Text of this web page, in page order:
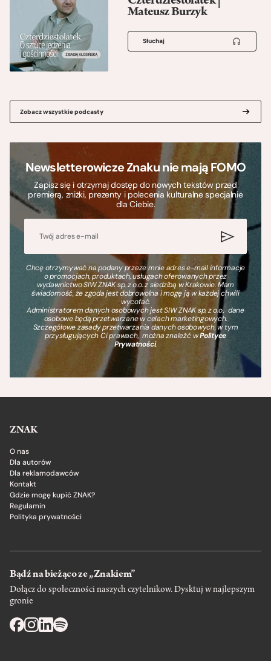
Mateusz Burzyk
Słuchaj
Zobacz wszystkie podcasty
Newsletterowicze Znaku nie mają FOMO
Zapisz się i otrzymaj dostęp do nowych tekstów przed
premierą, zniżki, prezenty i polecenia kulturalne specjalnie
dla Ciebie.
Chcę otrzymywać na podany przeze mnie adres e-mail informacje
o promocjach, produktach, usługach oferowanych przez
wydawnictwo SIW ZNAK sp. z o.o. z siedzibą w Krakowie. Mam
świadomość, że zgoda jest dobrowolna i mogę ją w każdej chwili
wycofać.
Administratorem danych osobowych jest SIW ZNAK sp. z o.o., dane
osobowe będą przetwarzane w celach marketingowych.
Szczegółowe zasady przetwarzania danych osobowych, w tym
przysługujących Ci prawach, można znaleźć wPolityce
Prywatności.
ZNAK
O nas
Dla autorów
Dla reklamodawców
Kontakt
Gdzie mogę kupić ZNAK?
Regulamin
Polityka prywatności
Bądź na bieżąco ze „Znakiem”
Dołącz do społeczności naszych czytelnikow. Dysktuj w najlepszym
gronie